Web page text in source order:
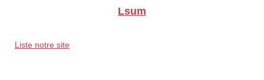
Lsum
Liste notre site